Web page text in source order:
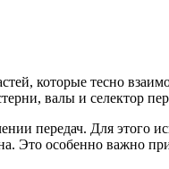
которые тесно
валы и селектор
передач. Для этого
Это особенно важно